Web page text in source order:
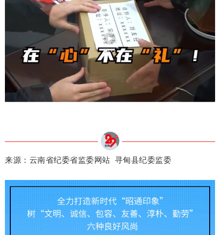
来源：云南省纪委省监委网站 寻甸县纪委监委